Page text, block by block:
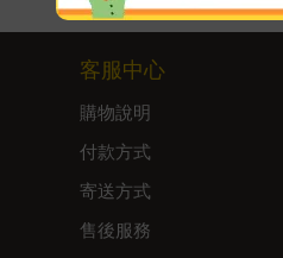
客服中心
購物說明
付款方式
寄送方式
售後服務